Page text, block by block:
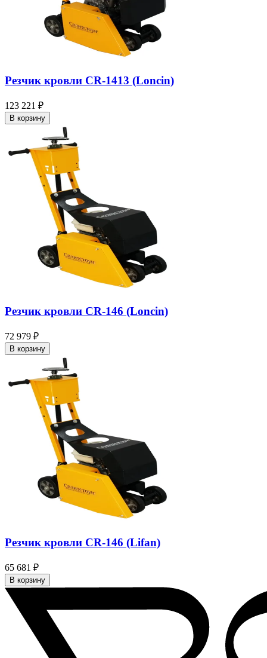
Резчик кровли CR-1413 (Loncin)
123 221 ₽
В корзину
Резчик кровли CR-146 (Loncin)
72 979 ₽
В корзину
Резчик кровли CR-146 (Lifan)
65 681 ₽
В корзину